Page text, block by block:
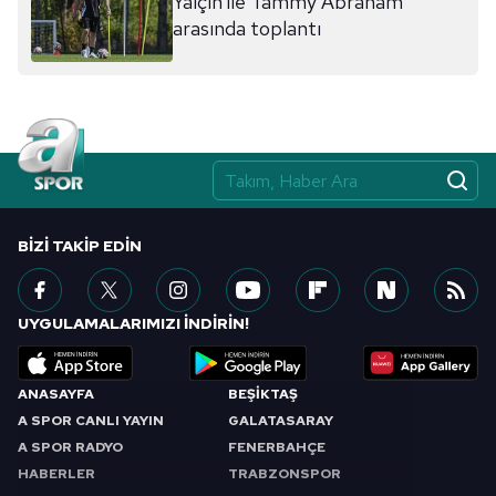
sınırlı olarak açık rızanız dahilinde kullanılacaktır.
için Ayarlar butonuna tıklayabilir,
Metnimiziziyaret edebilirsiniz.
6698 sayılı Kişisel Verilerin Korunması Kanunu uyarınca
ilgili mevzuata uygun olarak kullanılan çerezlerle ilgili bilgi
almak için lütfen
tıklayınız .
arasında toplantı
ANASAYFA
A SPOR CANLI YAYIN
A SPOR RADYO
HABERLER
BEŞİKTAŞ
GALATASARAY
FENERBAHÇE
TRABZONSPOR
BIZI TAKIP EDIN
UYGULAMALARIMIZI İNDİRİN!